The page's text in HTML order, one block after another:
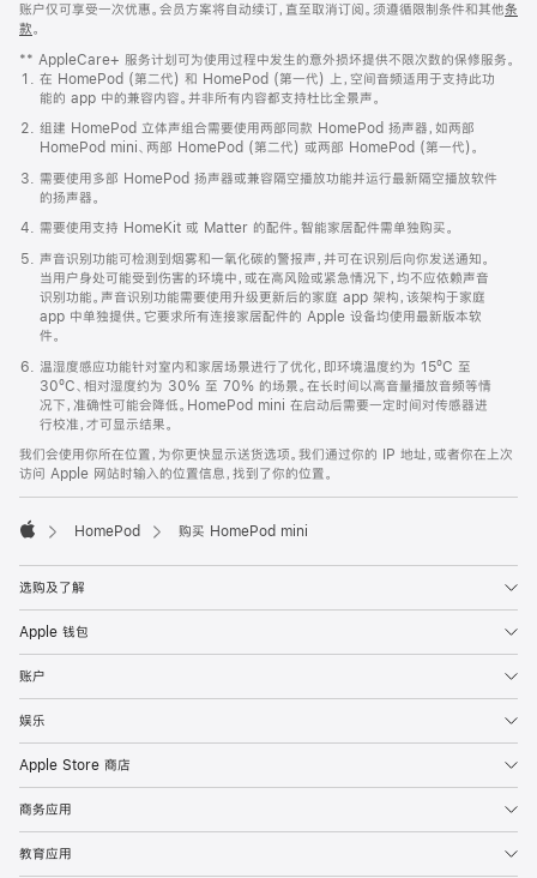
账户仅可享受一次优惠。会员方案将自动续订，直至取消订阅。须遵循限制条件和其他条
款。
窗
口
中
打
开)
** AppleCare+ 服务计划可为使用过程中发生的意外损坏提供不限次数的保修服务。
在 HomePod (第二代) 和 HomePod (第一代) 上，空间音频适用于支持此功
能的 app 中的兼容内容。并非所有内容都支持杜比全景声。
组建 HomePod 立体声组合需要使用两部同款 HomePod 扬声器，如两部
HomePod mini、两部 HomePod (第二代) 或两部 HomePod (第一代)。
需要使用多部 HomePod 扬声器或兼容隔空播放功能并运行最新隔空播放软件
的扬声器。
需要使用支持 HomeKit 或 Matter 的配件。智能家居配件需单独购买。
声音识别功能可检测到烟雾和一氧化碳的警报声，并可在识别后向你发送通知。
当用户身处可能受到伤害的环境中，或在高风险或紧急情况下，均不应依赖声音
识别功能。声音识别功能需要使用升级更新后的家庭 app 架构，该架构于家庭
app 中单独提供。它要求所有连接家居配件的 Apple 设备均使用最新版本软
件。
温湿度感应功能针对室内和家居场景进行了优化，即环境温度约为 15ºC 至
30ºC、相对湿度约为 30% 至 70% 的场景。在长时间以高音量播放音频等情
况下，准确性可能会降低。HomePod mini 在启动后需要一定时间对传感器进
行校准，才可显示结果。
我们会使用你所在位置，为你更快显示送货选项。我们通过你的 IP 地址，或者你在上次
访问 Apple 网站时输入的位置信息，找到了你的位置。
HomePod 购买 HomePod mini
选购及了解
Apple 钱包
账户
娱乐
Apple Store 商店
商务应用
教育应用